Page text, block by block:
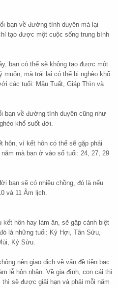
bạn về đường tình duyên mà lại
tạo được một cuộc sống trung bình
bạn có thể sẽ không tạo được một
muốn, mà trái lại có thể bị nghèo khổ
các tuổi: Mậu Tuất, Giáp Thìn và
bạn về đường tình duyên cũng như
khổ suốt đời.
hôn, vì kết hôn có thể sẽ gặp phải
mà bạn ở vào số tuổi: 24, 27, 29
bạn sẽ có nhiều chồng, đó là nếu
và 11 Âm lịch.
kết hôn hay làm ăn, sẽ gặp cảnh biệt
là những tuổi: Kỷ Hợi, Tân Sửu,
Kỷ Sửu.
nên giao dịch về vấn đề tiền bạc.
lễ hôn nhân. Về gia đình, con cái thì
sẽ được giải hạn và phải mỗi năm